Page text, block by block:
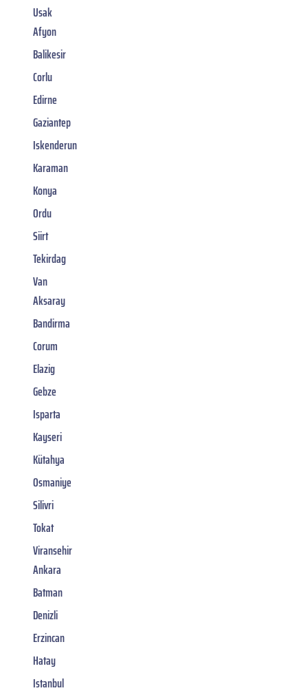
Usak
Afyon
Balikesir
Corlu
Edirne
Gaziantep
Iskenderun
Karaman
Konya
Ordu
Siirt
Tekirdag
Van
Aksaray
Bandirma
Corum
Elazig
Gebze
Isparta
Kayseri
Kütahya
Osmaniye
Silivri
Tokat
Viransehir
Ankara
Batman
Denizli
Erzincan
Hatay
Istanbul